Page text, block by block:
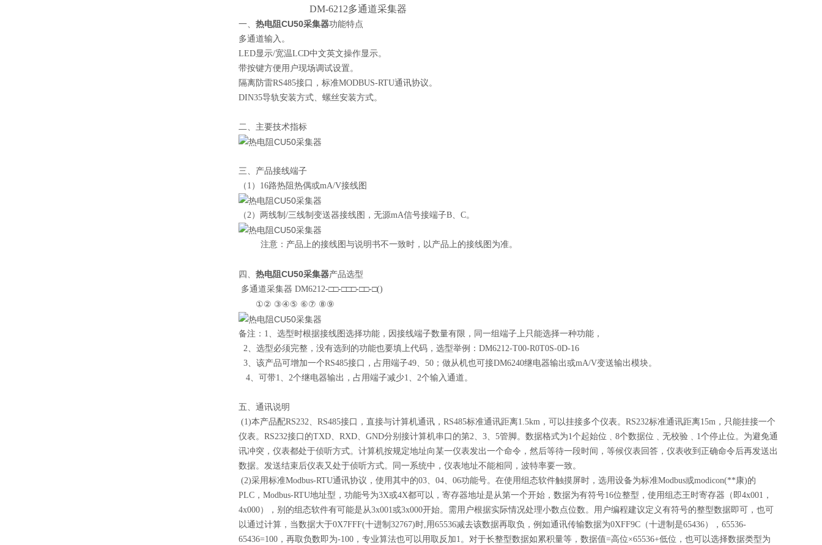
DM-6212多通道采集器
一、 热电阻CU50采集器功能特点
多通道输入。
LED显示/宽温LCD中文英文操作显示。
带按键方便用户现场调试设置。
隔离防雷RS485接口，标准MODBUS-RTU通讯协议。
DIN35导轨安装方式、螺丝安装方式。
二、主要技术指标
三、产品接线端子
（1）16路热阻热偶或mA/V接线图
（2）两线制/三线制变送器接线图，无源mA信号接端子B、C。
注意：产品上的接线图与说明书不一致时，以产品上的接线图为准。
四、 热电阻CU50采集器产品选型
多通道采集器 DM6212-□□-□□□-□□-□()
①② ③④⑤ ⑥⑦ ⑧⑨
备注：1、选型时根据接线图选择功能，因接线端子数量有限，同一组端子上只能选择一种功能，
2、选型必须完整，没有选到的功能也要填上代码，选型举例：DM6212-T00-R0T0S-0D-16
3、该产品可增加一个RS485接口，占用端子49、50；做从机也可接DM6240继电器输出或mA/V变送输出模块。
4、可带1、2个继电器输出，占用端子减少1、2个输入通道。
五、通讯说明
(1)本产品配RS232、RS485接口，直接与计算机通讯，RS485标准通讯距离1.5km，可以挂接多个仪表。RS232标准通讯距离15m，只能挂接一个
仪表。RS232接口的TXD、RXD、GND分别接计算机串口的第2、3、5管脚。数据格式为1个起始位﹑8个数据位﹑无校验﹑1个停止位。为避免通
讯冲突，仪表都处于侦听方式。计算机按规定地址向某一仪表发出一个命令，然后等待一段时间，等候仪表回答，仪表收到正确命令后再发送出
数据。发送结束后仪表又处于侦听方式。同一系统中，仪表地址不能相同，波特率要一致。
(2)采用标准Modbus-RTU通讯协议，使用其中的03、04、06功能号。在使用组态软件触摸屏时，选用设备为标准Modbus或modicon(**康)的
PLC，Modbus-RTU地址型，功能号为3X或4X都可以，寄存器地址是从第一个开始，数据为有符号16位整型，使用组态王时寄存器（即4x001，
4x000），别的组态软件有可能是从3x001或3x000开始。需用户根据实际情况处理小数点位数。用户编程建议定义有符号的整型数据即可，也可
以通过计算，当数据大于0X7FFF(十进制32767)时,用65536减去该数据再取负，例如通讯传输数据为0XFF9C（十进制是65436），65536-
65436=100，再取负数即为-100，专业算法也可以用取反加1。对于长整型数据如累积量等，数据值=高位×65536+低位，也可以选择数据类型为